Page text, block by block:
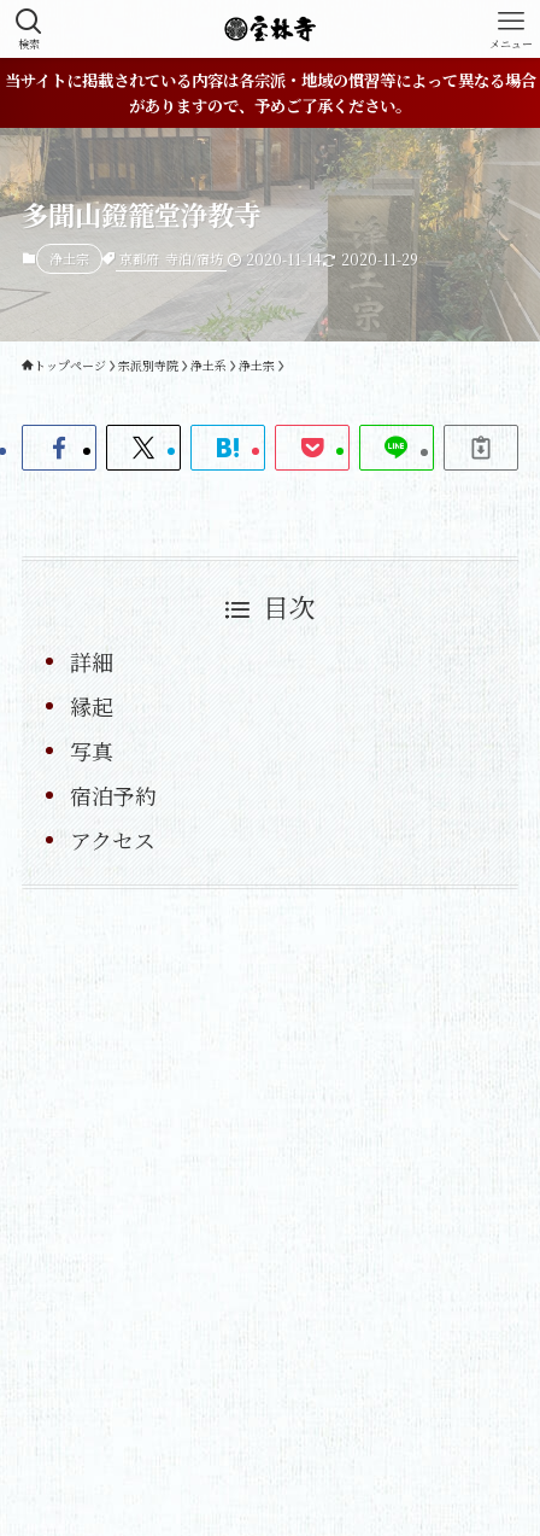
検索 メニュー
当サイトに掲載されている内容は各宗派・地域の慣習等によって異なる場合
がありますので、予めご了承ください。
多聞山鐙籠堂浄教寺
浄土宗 京都府 寺泊/宿坊 2020-11-14 2020-11-29
トップページ 宗派別寺院 浄土系 浄土宗
目次
詳細
縁起
写真
宿泊予約
アクセス